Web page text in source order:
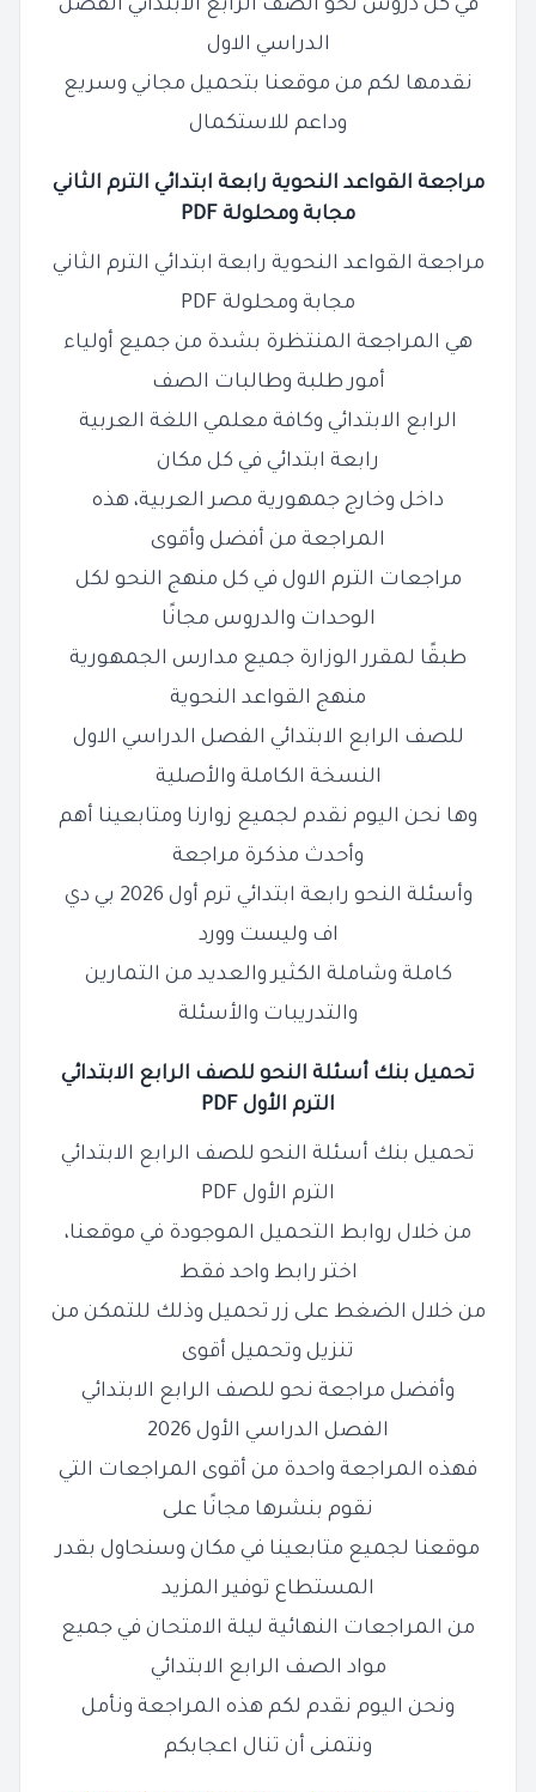
في كل دروس نحو الصف الرابع الابتدائي الفصل
الدراسي الاول
نقدمها لكم من موقعنا بتحميل مجاني وسريع
وداعم للاستكمال
مراجعة القواعد النحوية رابعة ابتدائي الترم الثاني
مجابة ومحلولة PDF
مراجعة القواعد النحوية رابعة ابتدائي الترم الثاني
مجابة ومحلولة PDF
هي المراجعة المنتظرة بشدة من جميع أولياء
أمور طلبة وطالبات الصف
الرابع الابتدائي وكافة معلمي اللغة العربية
رابعة ابتدائي في كل مكان
داخل وخارج جمهورية مصر العربية، هذه
المراجعة من أفضل وأقوى
مراجعات الترم الاول في كل منهج النحو لكل
الوحدات والدروس مجانًا
طبقًا لمقرر الوزارة جميع مدارس الجمهورية
منهج القواعد النحوية
للصف الرابع الابتدائي الفصل الدراسي الاول
النسخة الكاملة والأصلية
وها نحن اليوم نقدم لجميع زوارنا ومتابعينا أهم
وأحدث مذكرة مراجعة
وأسئلة النحو رابعة ابتدائي ترم أول 2026 بي دي
اف وليست وورد
كاملة وشاملة الكثير والعديد من التمارين
والتدريبات والأسئلة
تحميل بنك أسئلة النحو للصف الرابع الابتدائي
الترم الأول PDF
تحميل بنك أسئلة النحو للصف الرابع الابتدائي
الترم الأول PDF
من خلال روابط التحميل الموجودة في موقعنا،
اختر رابط واحد فقط
من خلال الضغط على زر تحميل وذلك للتمكن من
تنزيل وتحميل أقوى
وأفضل مراجعة نحو للصف الرابع الابتدائي
الفصل الدراسي الأول 2026
فهذه المراجعة واحدة من أقوى المراجعات التي
نقوم بنشرها مجانًا على
موقعنا لجميع متابعينا في مكان وسنحاول بقدر
المستطاع توفير المزيد
من المراجعات النهائية ليلة الامتحان في جميع
مواد الصف الرابع الابتدائي
ونحن اليوم نقدم لكم هذه المراجعة ونأمل
ونتمنى أن تنال اعجابكم